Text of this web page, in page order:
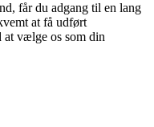
får du adgang til en lang
at få udført
at vælge os som din